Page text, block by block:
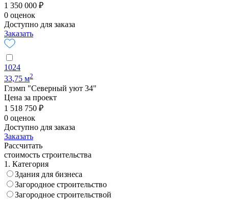
1 350 000 ₽
0 оценок
Доступно для заказа
Заказать
1024
33,75 м2
Глэмп "Северный уют 34"
Цена за проект
1 518 750 ₽
0 оценок
Доступно для заказа
Заказать
Рассчитать
стоимость строительства
1. Категория
Здания для бизнеса
Загородное строительство
Загородное строительствой